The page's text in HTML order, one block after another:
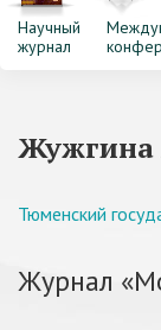
Научный
журнал
Жужгина
Тюменский
Журнал